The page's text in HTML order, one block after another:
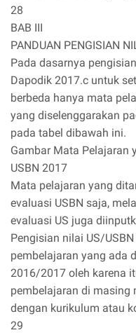
28
BAB III
PANDUAN PENGISIAN
Pada dasarnya
Dapodik 2017.c untuk
berbeda hanya mata
yang diselenggarakan
pada tabel dibawah ini.
Gambar Mata Pelajaran
USBN 2017
Mata pelajaran yang
evaluasi USBN saja,
evaluasi US juga
Pengisian nilai US/
pembelajaran yang ada
2016/2017 oleh karena
pembelajaran di masing
dengan kurikulum atau
29